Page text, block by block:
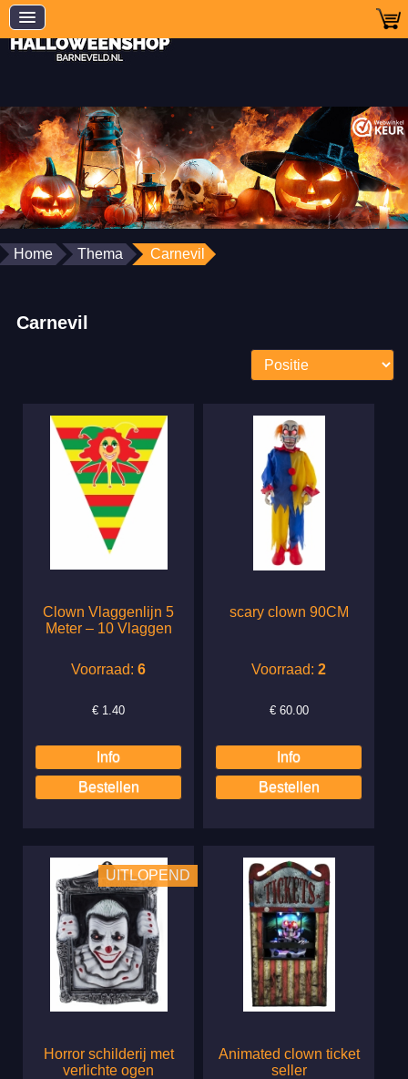
Home Thema Carnevil
Carnevil
Clown Vlaggenlijn 5
Meter – 10 Vlaggen
Voorraad:6
€ 1.40
scary clown 90CM
Voorraad:2
€ 60.00
UITLOPEND
Horror schilderij met
verlichte ogen
Animated clown ticket
seller